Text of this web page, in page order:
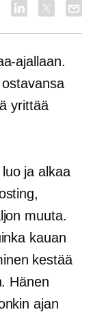
ajallaan.
yrittää
ja alkaa
muuta.
kauan
kestää
Hänen
ajan